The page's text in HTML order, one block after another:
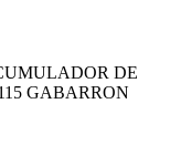
DE
GABARRON